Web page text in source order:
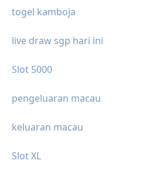
togel kamboja
live draw sgp hari ini
Slot 5000
pengeluaran macau
keluaran macau
Slot XL